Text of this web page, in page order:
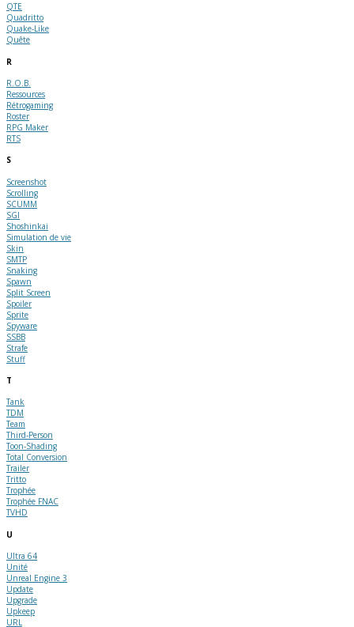
QTE
Quadritto
Quake-Like
Quête
R
R.O.B.
Ressources
Rétrogaming
Roster
RPG Maker
RTS
S
Screenshot
Scrolling
SCUMM
SGI
Shoshinkai
Simulation de vie
Skin
SMTP
Snaking
Spawn
Split Screen
Spoiler
Sprite
Spyware
SSBB
Strafe
Stuff
T
Tank
TDM
Team
Third-Person
Toon-Shading
Total Conversion
Trailer
Tritto
Trophée
Trophée FNAC
TVHD
U
Ultra 64
Unité
Unreal Engine 3
Update
Upgrade
Upkeep
URL